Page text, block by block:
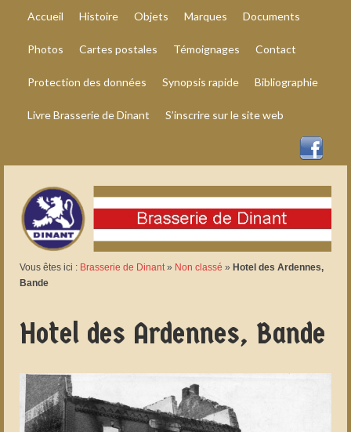
Accueil Histoire Objets Marques Documents
Photos Cartes postales Témoignages Contact
Protection des données Synopsis rapide Bibliographie
Livre Brasserie de Dinant S’inscrire sur le site web
Vous êtes ici : Brasserie de Dinant» Non classé » Hotel des Ardennes,
Bande
Hotel des Ardennes, Bande